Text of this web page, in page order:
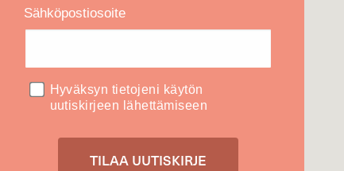
Sähköpostiosoite
Hyväksyn tietojeni käytön
uutiskirjeen lähettämiseen